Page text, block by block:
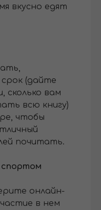
вкусно едят
(дайте
сколько вам
всю книгу)
чтобы
почитать.
спортом
онлайн-
в нем